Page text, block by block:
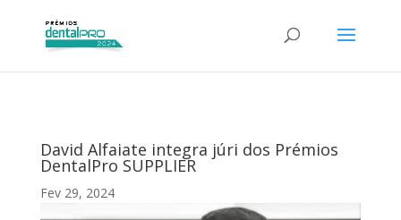
David Alfaiate integra júri dos Prémios
DentalPro SUPPLIER
Fev 29, 2024